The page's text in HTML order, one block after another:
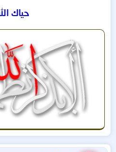
يشترط في الجهاز أن
(RAM) بسعة 4 جيجابايت على الأقل.
مع مساحة تخزين حرة تبلغ 64 جيجابايت على الأقل.
لاستعراض المزيد من
حياك